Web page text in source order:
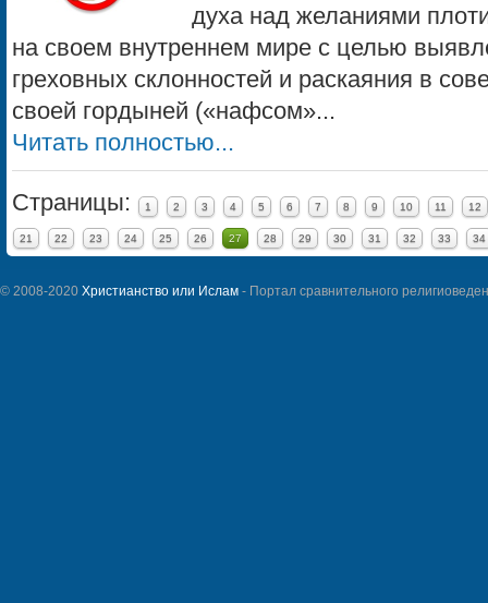
духа над желаниями
на своем внутреннем мире с целью
греховных склонностей и раскаяния в
своей гордыней («нафсом»...
Читать полностью...
Страницы: 1 2 3 4 5 6 7 8 9 10 11 12
21 22 23 24 25 26 27 28 29 30 31 32 33 34
© 2008-2020 Христианство или Ислам - Портал сравнительного